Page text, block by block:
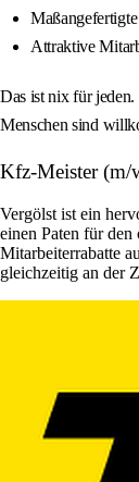
Attraktive
Das ist nix für
Menschen sind
Kfz-Meister (m/
Vergölst ist ein
einen Paten für
Mitarbeiterrabatte
gleichzeitig an der